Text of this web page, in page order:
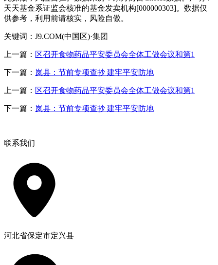
天天基金系证监会核准的基金发卖机构[000000303]。数据仅
供参考，利用前请核实，风险自傲。
关键词：J9.COM(中国区)·集团
上一篇： 区召开食物药品平安委员会全体工做会议和第1
下一篇： 岚县：节前专项查抄 建牢平安防地
上一篇： 区召开食物药品平安委员会全体工做会议和第1
下一篇： 岚县：节前专项查抄 建牢平安防地
联系我们
河北省保定市定兴县